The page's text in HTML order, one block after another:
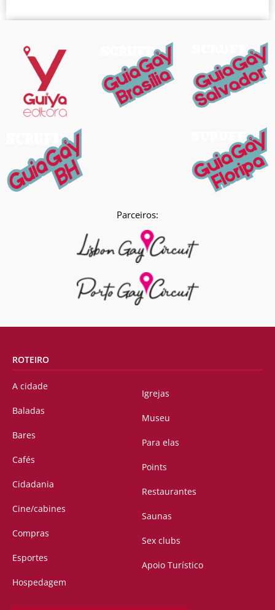
Parceiros:
ROTEIRO
A cidade
Baladas
Bares
Cafés
Cidadania
Cine/cabines
Compras
Esportes
Hospedagem
Igrejas
Museu
Para elas
Points
Restaurantes
Saunas
Sex clubs
Apoio Turístico